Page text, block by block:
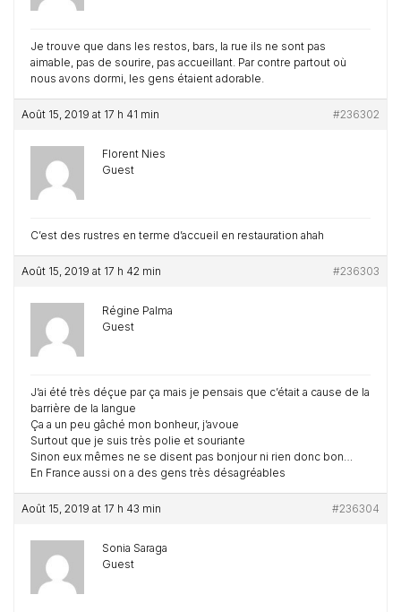
Je trouve que dans les restos, bars, la rue ils ne sont pas
aimable, pas de sourire, pas accueillant. Par contre partout où
nous avons dormi, les gens étaient adorable.
Août 15, 2019 at 17 h 41 min #236302
Florent Nies
Guest
C’est des rustres en terme d’accueil en restauration ahah
Août 15, 2019 at 17 h 42 min #236303
Régine Palma
Guest
J’ai été très déçue par ça mais je pensais que c’était a cause de la
barrière de la langue
Ça a un peu gâché mon bonheur, j’avoue
Surtout que je suis très polie et souriante
Sinon eux mêmes ne se disent pas bonjour ni rien donc bon…
En France aussi on a des gens très désagréables
Août 15, 2019 at 17 h 43 min #236304
Sonia Saraga
Guest